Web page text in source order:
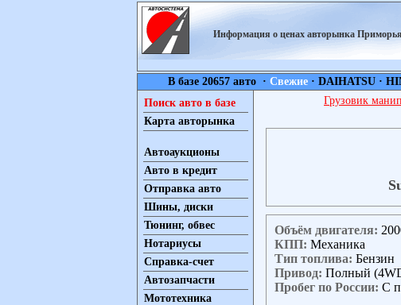
Информация о ценах авторынка
В базе 20657 авто · Свежие· DAIHATSU·
Поиск авто в базе
Карта авторынка
Автоаукционы
Авто в кредит
Отправка авто
Шины, диски
Тюнинг, обвес
Нотариусы
Справка-счет
Автозапчасти
Мототехника
Грузовик
Объём двигателя:
КПП: Механика
Тип топлива: Бензин
Привод: Полный
Пробег по России: С